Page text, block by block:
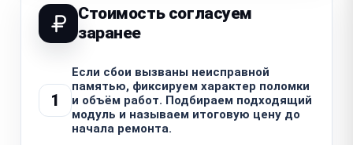
Стоимость согласуем
заранее
1
Если сбои вызваны неисправной
памятью, фиксируем характер поломки
и объём работ. Подбираем подходящий
модуль и называем итоговую цену до
начала ремонта.